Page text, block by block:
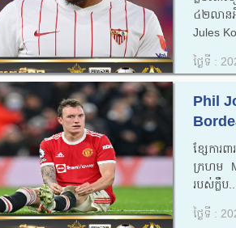
៤២លានអឺ
Jules
ថ្ងៃទី :
Phil
ខ្សែការ
ក្រហម
របស់ក្លឹប
ថ្ងៃទី :